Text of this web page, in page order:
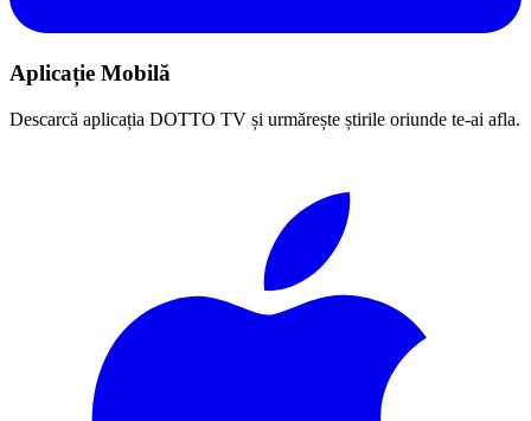
Aplicație Mobilă
Descarcă aplicația DOTTO TV și urmărește știrile oriunde te-ai afla.